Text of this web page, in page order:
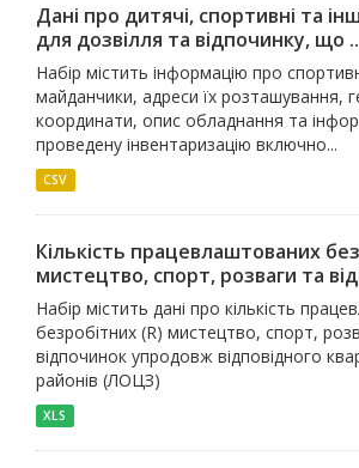
Дані про дитячі, спортивні та
для дозвілля та відпочинку, що
Набір містить інформацію про
майданчики, адреси їх розташування,
координати, опис обладнання та
проведену інвентаризацію включно...
CSV
Кількість працевлаштованих
мистецтво, спорт, розваги та
Набір містить дані про кількість
безробітних (R) мистецтво, спорт,
відпочинок упродовж відповідного
районів (ЛОЦЗ)
XLS